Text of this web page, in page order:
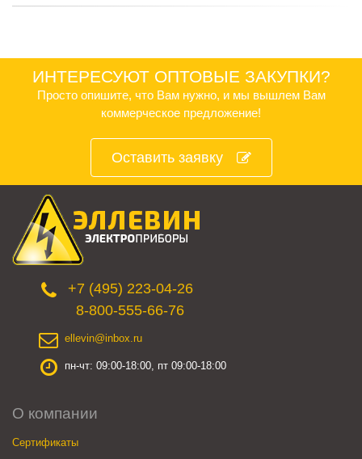
ИНТЕРЕСУЮТ ОПТОВЫЕ ЗАКУПКИ?
Просто опишите, что Вам нужно, и мы вышлем Вам
коммерческое предложение!
Оставить заявку
+7 (495) 223-04-26
8-800-555-66-76
ellevin@inbox.ru
пн-чт: 09:00-18:00, пт 09:00-18:00
О компании
Сертификаты